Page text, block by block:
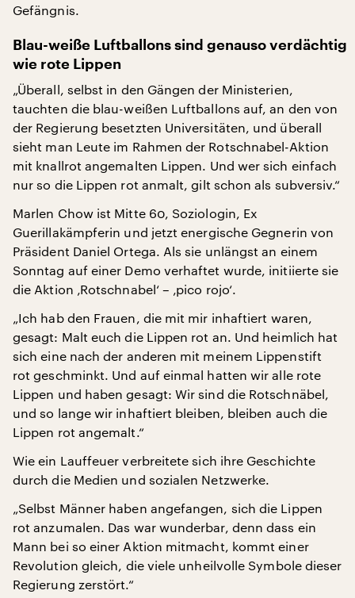
Gefängnis.
Blau-weiße Luftballons sind genauso verdächtig
wie rote Lippen
„Überall, selbst in den Gängen der Ministerien,
tauchten die blau-weißen Luftballons auf, an den von
der Regierung besetzten Universitäten, und überall
sieht man Leute im Rahmen der Rotschnabel-Aktion
mit knallrot angemalten Lippen. Und wer sich einfach
nur so die Lippen rot anmalt, gilt schon als subversiv.“
Marlen Chow ist Mitte 60, Soziologin, Ex
Guerillakämpferin und jetzt energische Gegnerin von
Präsident Daniel Ortega. Als sie unlängst an einem
Sonntag auf einer Demo verhaftet wurde, initiierte sie
die Aktion ‚Rotschnabel‘ – ‚pico rojo‘.
„Ich hab den Frauen, die mit mir inhaftiert waren,
gesagt: Malt euch die Lippen rot an. Und heimlich hat
sich eine nach der anderen mit meinem Lippenstift
rot geschminkt. Und auf einmal hatten wir alle rote
Lippen und haben gesagt: Wir sind die Rotschnäbel,
und so lange wir inhaftiert bleiben, bleiben auch die
Lippen rot angemalt.“
Wie ein Lauffeuer verbreitete sich ihre Geschichte
durch die Medien und sozialen Netzwerke.
„Selbst Männer haben angefangen, sich die Lippen
rot anzumalen. Das war wunderbar, denn dass ein
Mann bei so einer Aktion mitmacht, kommt einer
Revolution gleich, die viele unheilvolle Symbole dieser
Regierung zerstört.“